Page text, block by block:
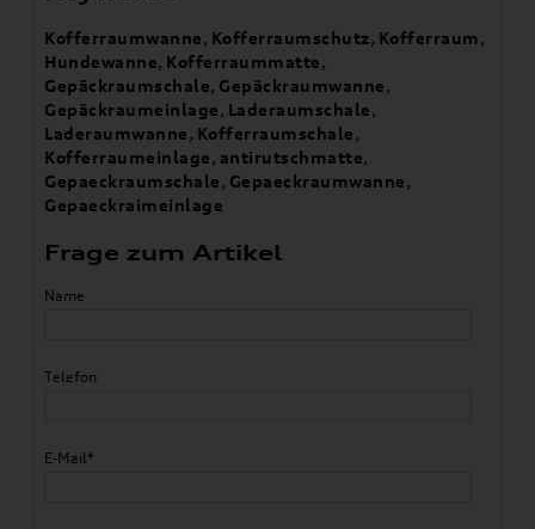
Kofferraumwanne, Kofferraumschutz, Kofferraum,
Hundewanne, Kofferraummatte,
Gepäckraumschale, Gepäckraumwanne,
Gepäckraumeinlage, Laderaumschale,
Laderaumwanne, Kofferraumschale,
Kofferraumeinlage, antirutschmatte,
Gepaeckraumschale, Gepaeckraumwanne,
Gepaeckraimeinlage
Frage zum Artikel
Name
Telefon
E-Mail*